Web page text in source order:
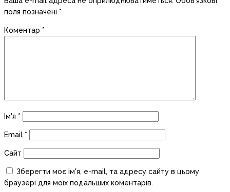
поля позначені *
Коментар *
Ім'я *
Email *
Сайт
Зберегти моє ім'я, e-mail, та адресу сайту в цьому
браузері для моїх подальших коментарів.